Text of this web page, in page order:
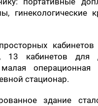
гинекологические
13 кабинетов для
стационар.
здание